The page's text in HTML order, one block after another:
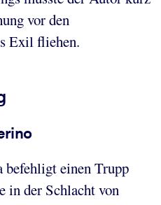
vor den
Exil fliehen.
einen Trupp
in der Schlacht von